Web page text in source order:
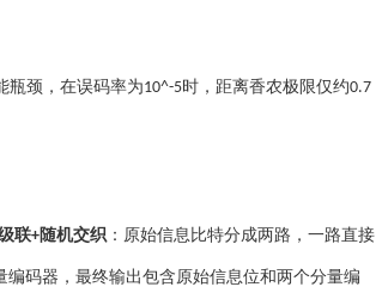
瓶颈，在误码率为10^-5时，距离香农极限仅约0.7
联+随机交织 ：原始信息比特分成两路，一路直接
码器，最终输出包含原始信息位和两个分量编